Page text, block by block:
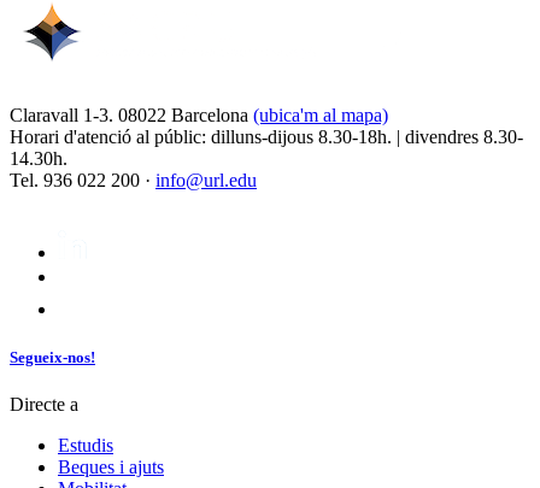
Claravall 1-3. 08022 Barcelona (ubica'm al mapa)
Horari d'atenció al públic: dilluns-dijous 8.30-18h. | divendres 8.30-
14.30h.
Tel. 936 022 200 · info@url.edu
Segueix-nos!
Directe a
Estudis
Beques i ajuts